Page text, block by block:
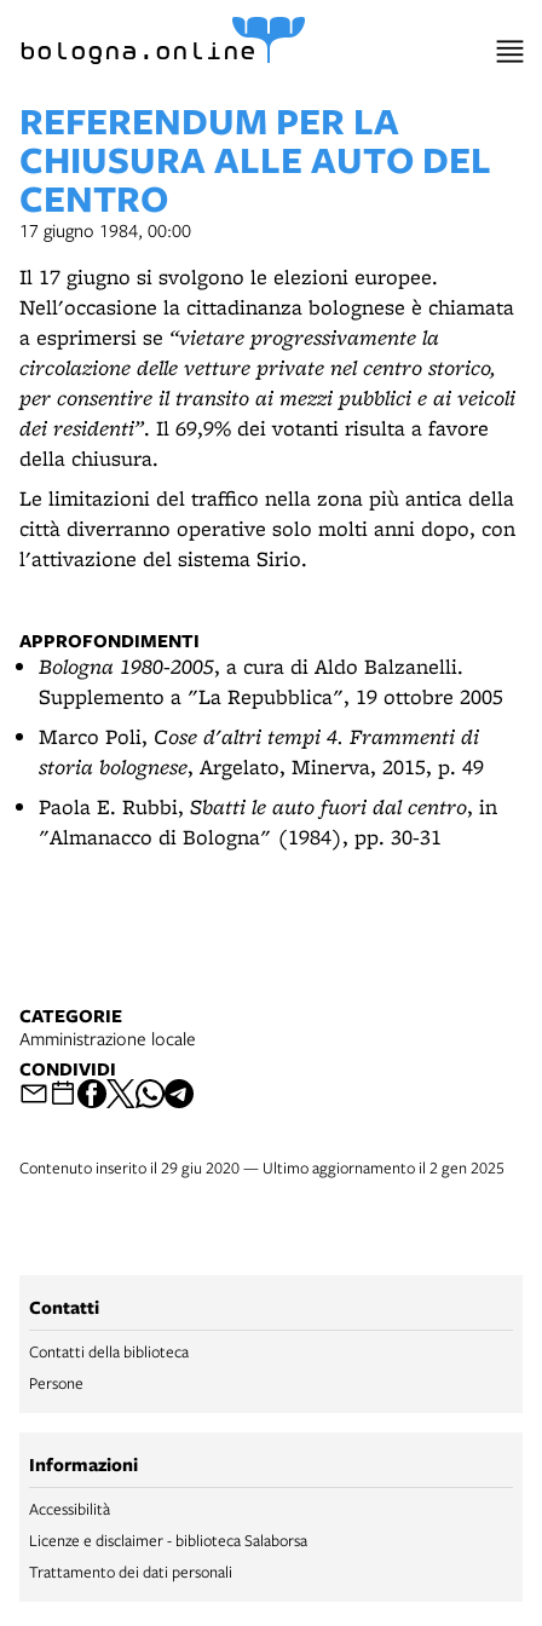
bologna.online
REFERENDUM PER LA
CHIUSURA ALLE AUTO DEL
CENTRO
17 giugno 1984, 00:00
Il 17 giugno si svolgono le elezioni europee.
Nell'occasione la cittadinanza bolognese è chiamata
a esprimersi se “vietare progressivamente la
circolazione delle vetture private nel centro storico,
per consentire il transito ai mezzi pubblici e ai veicoli
dei residenti”. Il 69,9% dei votanti risulta a favore
della chiusura.
Le limitazioni del traffico nella zona più antica della
città diverranno operative solo molti anni dopo, con
l'attivazione del sistema Sirio.
APPROFONDIMENTI
Bologna 1980-2005, a cura di Aldo Balzanelli.
Supplemento a "La Repubblica", 19 ottobre 2005
Marco Poli, Cose d'altri tempi 4. Frammenti di
storia bolognese, Argelato, Minerva, 2015, p. 49
Paola E. Rubbi, Sbatti le auto fuori dal centro, in
"Almanacco di Bologna" (1984), pp. 30-31
CATEGORIE
Amministrazione locale
CONDIVIDI
Contenuto inserito il 29 giu 2020 — Ultimo aggiornamento il 2 gen 2025
Contatti
Contatti della biblioteca
Persone
Informazioni
Accessibilità
Licenze e disclaimer - biblioteca Salaborsa
Trattamento dei dati personali